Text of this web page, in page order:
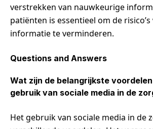
verstrekken van nauwkeurige
patiënten is essentieel om de
informatie te verminderen.
Questions and Answers
Wat zijn de belangrijkste
gebruik van sociale media in de
Het gebruik van sociale media in de